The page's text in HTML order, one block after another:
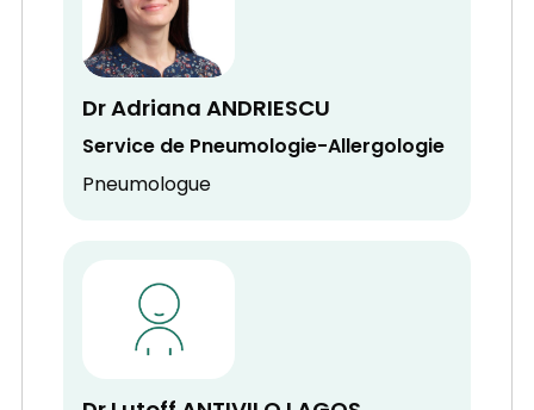
Dr Adriana ANDRIESCU
Service de Pneumologie-Allergologie
Pneumologue